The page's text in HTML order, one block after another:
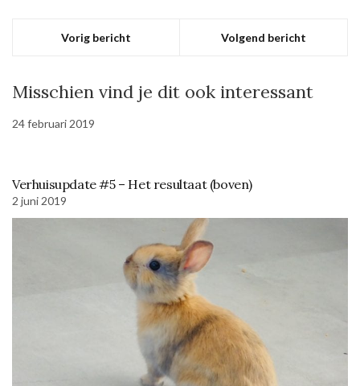
Vorig bericht Volgend bericht
Misschien vind je dit ook interessant
24 februari 2019
Verhuisupdate #5 – Het resultaat (boven)
2 juni 2019